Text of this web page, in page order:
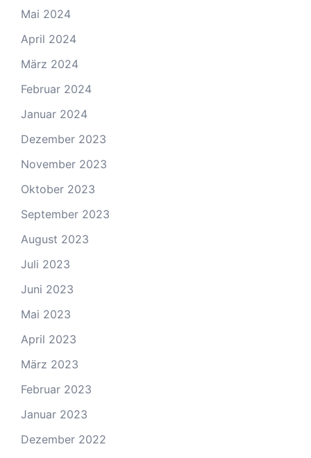
Mai 2024
April 2024
März 2024
Februar 2024
Januar 2024
Dezember 2023
November 2023
Oktober 2023
September 2023
August 2023
Juli 2023
Juni 2023
Mai 2023
April 2023
März 2023
Februar 2023
Januar 2023
Dezember 2022